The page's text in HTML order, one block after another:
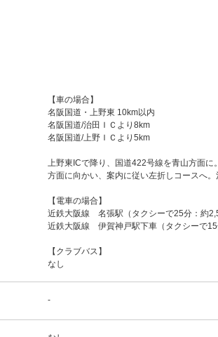
【車の場合】
名阪国道・上野東 10km以内 名
名阪国道/治田ＩＣより8km
名阪国道/上野ＩＣより5km
上野東ICで降り、国道422号線を青山方面
方面に向かい、案内に従い左折しコースへ
【電車の場合】
近鉄大阪線 名張駅（タクシーで25分：約
近鉄大阪線 伊賀神戸駅下車（タクシーで15
【クラブバス】
なし
-